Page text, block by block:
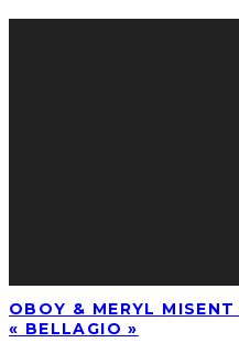
OBOY & MERYL MISENT
« BELLAGIO »